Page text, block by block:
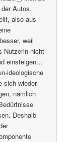
Autos.
also aus
weil
Nutzerin nicht
einsteigen…
ideologische
sich wieder
nämlich
Deshalb